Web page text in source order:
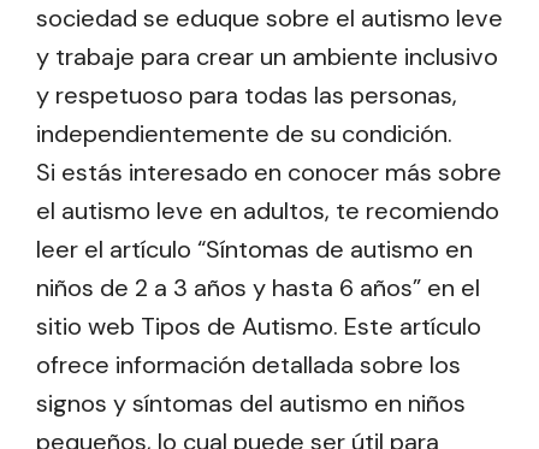
sociedad se eduque sobre el autismo leve
y trabaje para crear un ambiente inclusivo
y respetuoso para todas las personas,
independientemente de su condición.
Si estás interesado en conocer más sobre
el autismo leve en adultos, te recomiendo
leer el artículo “Síntomas de autismo en
niños de 2 a 3 años y hasta 6 años” en el
sitio web Tipos de Autismo. Este artículo
ofrece información detallada sobre los
signos y síntomas del autismo en niños
pequeños, lo cual puede ser útil para